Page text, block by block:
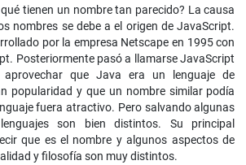
tienen un nombre tan parecido? La causa
nombres se debe a el origen de JavaScript.
por la empresa Netscape en 1995 con
Posteriormente pasó a llamarse JavaScript
que Java era un lenguaje de
popularidad y que un nombre similar podía
fuera atractivo. Pero salvando algunas
son bien distintos. Su principal
que es el nombre y algunos aspectos de
y filosofía son muy distintos.